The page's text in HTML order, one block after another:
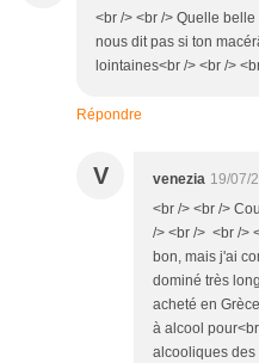
<br /> <br /> Quelle
nous dit pas si ton
lointaines<br /> <br />
Répondre
V venezia 19/07/
<br /> <br />
/> <br /> <br />
bon, mais j'ai
dominé très
acheté en
à alcool
alcooliques des